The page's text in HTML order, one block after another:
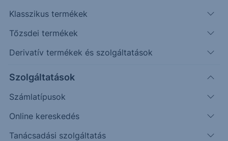
Klasszikus termékek
Tőzsdei termékek
Derivatív termékek és szolgáltatások
Szolgáltatások
Számlatípusok
Online kereskedés
Tanácsadási szolgáltatás
20.00